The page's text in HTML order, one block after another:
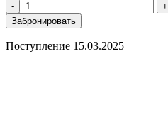
-
+
Забронировать
Поступление 15.03.2025